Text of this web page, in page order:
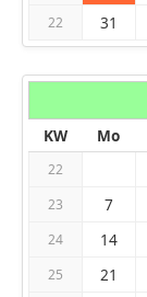
22 31
KW
Mo
22
23 7
24 14
25 21